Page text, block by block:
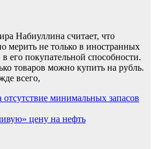
Набиуллина считает, что
мерить не только в иностранных
его покупательной способности.
товаров можно купить на рубль.
всего,
минимальных запасов
цену на нефть